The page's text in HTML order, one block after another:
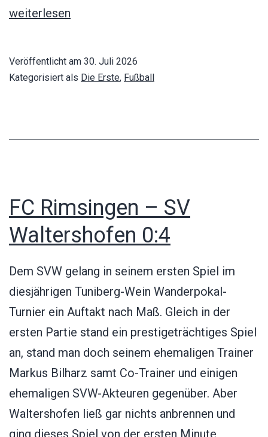
weiterlesen
Veröffentlicht am 30. Juli 2026
Kategorisiert als Die Erste, Fußball
FC Rimsingen – SV
Waltershofen 0:4
Dem SVW gelang in seinem ersten Spiel im
diesjährigen Tuniberg-Wein Wanderpokal-
Turnier ein Auftakt nach Maß. Gleich in der
ersten Partie stand ein prestigeträchtiges Spiel
an, stand man doch seinem ehemaligen Trainer
Markus Bilharz samt Co-Trainer und einigen
ehemaligen SVW-Akteuren gegenüber. Aber
Waltershofen ließ gar nichts anbrennen und
ging dieses Spiel von der ersten Minute